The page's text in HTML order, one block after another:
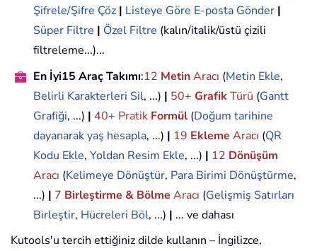
Şifrele/Şifre Çöz | Listeye Göre E-posta Gönder |
Süper Filtre | Özel Filtre (kalın/italik/üstü çizili
filtreleme...)...
En İyi15 Araç Takımı:12 MetinAracı (Metin Ekle,
Belirli Karakterleri Sil, ...) | 50+ GrafikTürü (Gantt
Grafiği, ...) | 40+ Pratik Formül (Doğum tarihine
dayanarak yaş hesapla, ...) | 19 Ekleme Aracı (QR
Kodu Ekle, Yoldan Resim Ekle, ...) | 12 Dönüşüm
Aracı (Kelimeye Dönüştür, Para Birimi Dönüştürme,
...) | 7 Birleştirme & Bölme Aracı (Gelişmiş Satırları
Birleştir, Hücreleri Böl, ...) | ... ve dahası
Kutools'u tercih ettiğiniz dilde kullanın – İngilizce,